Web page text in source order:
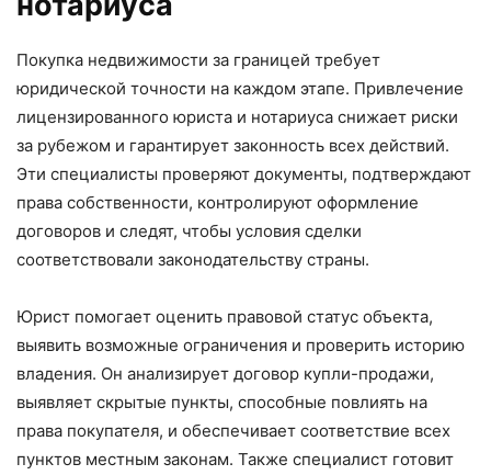
Покупка недвижимости за границей требует
юридической точности на каждом этапе. Привлечение
лицензированного юриста и нотариуса снижает риски
за рубежом и гарантирует законность всех действий.
Эти специалисты проверяют документы, подтверждают
права собственности, контролируют оформление
договоров и следят, чтобы условия сделки
соответствовали законодательству страны.
Юрист помогает оценить правовой статус объекта,
выявить возможные ограничения и проверить историю
владения. Он анализирует договор купли-продажи,
выявляет скрытые пункты, способные повлиять на
права покупателя, и обеспечивает соответствие всех
пунктов местным законам. Также специалист готовит